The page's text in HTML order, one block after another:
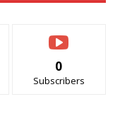
0
Subscribers